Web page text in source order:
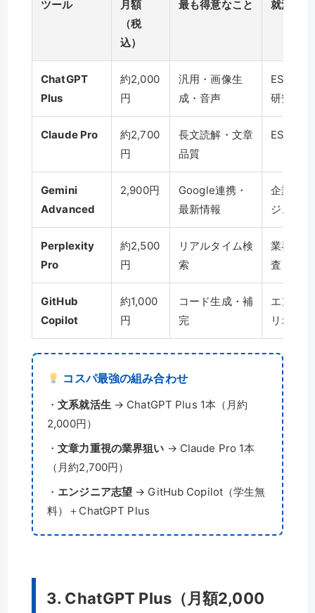
ツール
月額
（税
込）
最も得意なこと 就活で
ChatGPT
Plus
約2,000
円
汎用・画像生
成・音声
ES添削
研究
Claude Pro
約2,700
円
長文読解・文章
品質
ES添削
Gemini
Advanced
2,900円
Google連携・
最新情報
企業研
ジュー
Perplexity
Pro
約2,500
円
リアルタイム検
索
業界動
査
GitHub
Copilot
約1,000
円
コード生成・補
完
エンジ
リオ制作
コスパ最強の組み合わせ
・文系就活生→ ChatGPT Plus 1本（月約
2,000円）
・文章力重視の業界狙い → Claude Pro 1本
（月約2,700円）
・ エンジニア志望 → GitHub Copilot（学生無
料）＋ChatGPT Plus
3. ChatGPT Plus（月額2,000